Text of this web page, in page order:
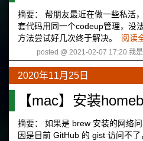
摘要： 帮朋友最近在做一些私活
套代码用同一个codeup管理，没
方法尝试好几次终于解决。
阅读
posted @ 2021-02-07 17:20 我
2020年11月25日
【mac】安装
摘要： 如果是 brew 安装的网络
因是目前 GitHub 的 gist 访问不